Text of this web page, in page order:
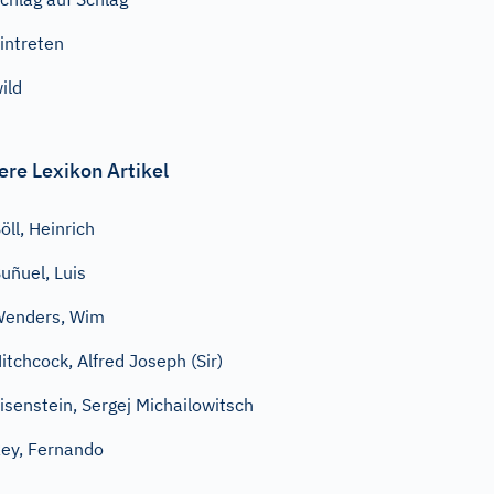
Lexikon Artikel
Heinrich
Luis
Wim
Alfred Joseph (Sir)
Sergej Michailowitsch
Fernando